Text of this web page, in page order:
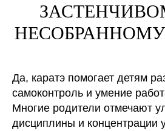
НЕСОБРАННОМУ
Да, каратэ помогает детям
самоконтроль и умение
Многие родители отмечают
дисциплины и концентрации